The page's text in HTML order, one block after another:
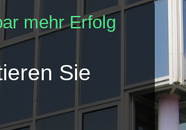
mehr Erfolg
Sie